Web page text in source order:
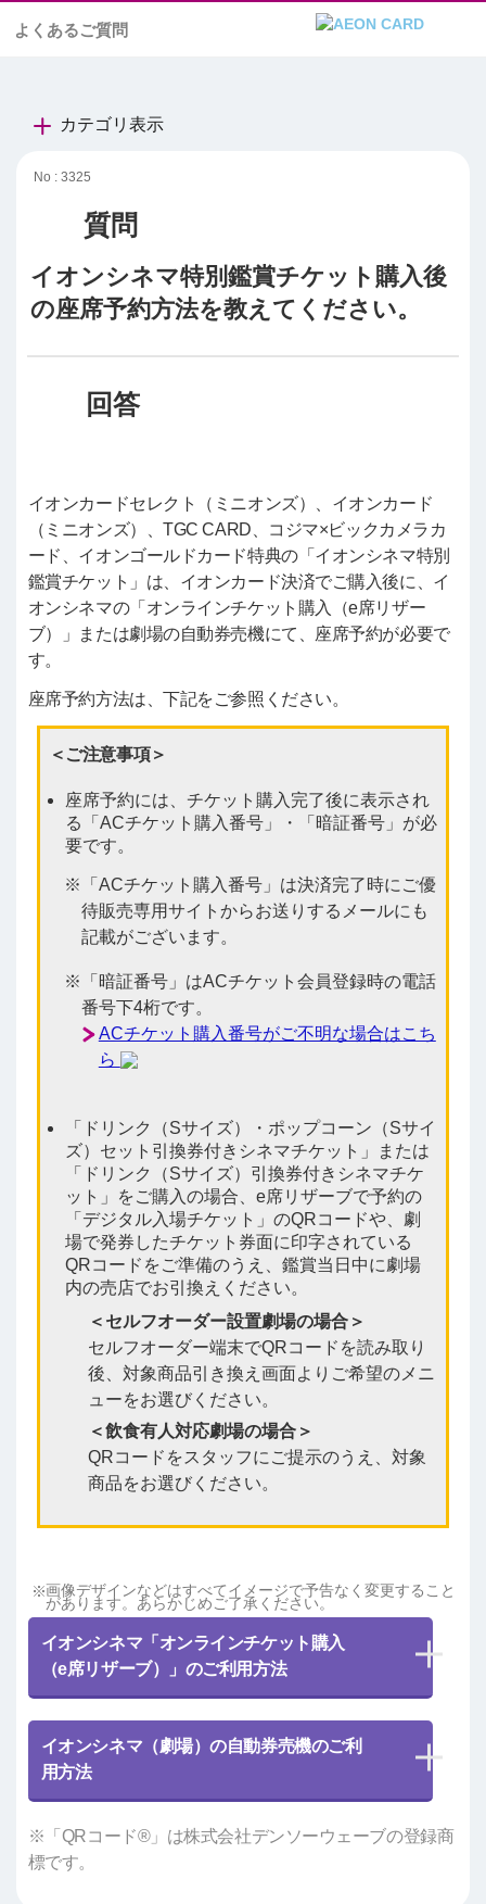
よくあるご質問
カテゴリ表示
No : 3325
イオンシネマ特別鑑賞チケット購入後
の座席予約方法を教えてください。
イオンカードセレクト（ミニオンズ）、イオンカード
（ミニオンズ）、TGC CARD、コジマ×ビックカメラカ
ード、イオンゴールドカード特典の「イオンシネマ特別
鑑賞チケット」は、イオンカード決済でご購入後に、イ
オンシネマの「オンラインチケット購入（e席リザー
ブ）」または劇場の自動券売機にて、座席予約が必要で
す。
座席予約方法は、下記をご参照ください。
＜ご注意事項＞
座席予約には、チケット購入完了後に表示され
る「ACチケット購入番号」・「暗証番号」が必
要です。
「ACチケット購入番号」は決済完了時にご優
待販売専用サイトからお送りするメールにも
記載がございます。
「暗証番号」はACチケット会員登録時の電話
番号下4桁です。
ACチケット購入番号がご不明な場合はこち
ら
「ドリンク（Sサイズ）・ポップコーン（Sサイ
ズ）セット引換券付きシネマチケット」または
「ドリンク（Sサイズ）引換券付きシネマチケ
ット」をご購入の場合、e席リザーブで予約の
「デジタル入場チケット」のQRコードや、劇
場で発券したチケット券面に印字されている
QRコードをご準備のうえ、鑑賞当日中に劇場
内の売店でお引換えください。
＜セルフオーダー設置劇場の場合＞
セルフオーダー端末でQRコードを読み取り
後、対象商品引き換え画面よりご希望のメニ
ューをお選びください。
＜飲食有人対応劇場の場合＞
QRコードをスタッフにご提示のうえ、対象
商品をお選びください。
画像デザインなどはすべてイメージで予告なく変更すること
があります。あらかじめご了承ください。
イオンシネマ「オンラインチケット購入
（e席リザーブ）」のご利用方法
イオンシネマ（劇場）の自動券売機のご利
用方法
※「QRコード®」は株式会社デンソーウェーブの登録商
標です。